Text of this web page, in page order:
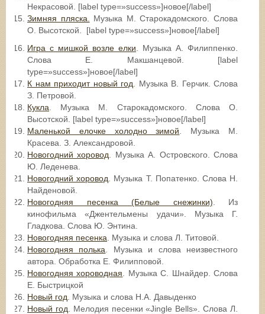
Некрасовой. [label type=»success»]новое[/label]
Зимняя пляска.
Музыка М. Старокадомского. Слова
О. Высотской. [label type=»success»]новое[/label]
Игра с мишкой возле елки . Музыка А. Филиппенко.
Слова Е. Макшанцевой. [label
type=»success»]новое[/label]
К нам приходит новый год . Музыка В. Герчик. Слова
З. Петровой.
Кукла . Музыка М. Старокадомского. Слова О.
Высотской. [label type=»success»]новое[/label]
Маленькой елочке холодно зимой . Музыка М.
Красева. З. Александровой.
Новогодний хоровод . Музыка А. Островского. Слова
Ю. Леденева.
Новогодний хоровод . Музыка Т. Попатенко. Слова Н.
Найденовой.
Новогодняя песенка (Белые снежинки) . Из
кинофильма «Джентельмены удачи». Музыка Г.
Гладкова. Слова Ю. Энтина.
Новогодняя песенка . Музыка и слова Л. Титовой.
Новогодняя полька . Музыка и слова неизвестного
автора. Обработка Е. Филипповой.
Новогодняя хороводная . Музыка С. Шнайдер. Слова
Е. Быстрицкой
Новый год . Музыка и слова Н.А. Давыденко
Новый год . Мелодия песенки «Jingle Bells». Слова Л.